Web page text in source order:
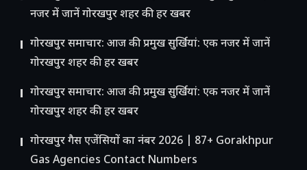
नजर में जानें गोरखपुर शहर की हर खबर
गोरखपुर समाचार: आज की प्रमुख सुर्खियां: एक नजर में जानें
गोरखपुर शहर की हर खबर
गोरखपुर समाचार: आज की प्रमुख सुर्खियां: एक नजर में जानें
गोरखपुर शहर की हर खबर
गोरखपुर गैस एजेंसियों का नंबर 2026 | 87+ Gorakhpur
Gas Agencies Contact Numbers